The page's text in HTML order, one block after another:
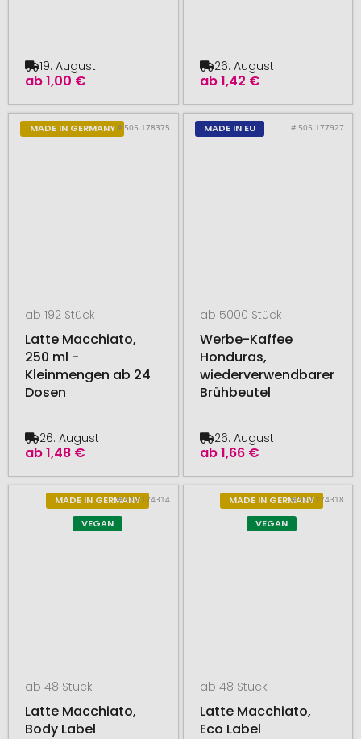
ab1,00 €
19. August
ab1,42 €
26. August
MADE IN GERMANY# 505.178375
ab 192 Stück
Latte Macchiato,
250 ml -
Kleinmengen ab 24
Dosen
ab1,48 €
26. August
MADE IN EU # 505.177927
ab 5000 Stück
Werbe-Kaffee
Honduras,
wiederverwendbarer
Brühbeutel
ab1,66 €
26. August
MADE IN GERMANY
VEGAN
# 510.174314
ab 48 Stück
Latte Macchiato,
Body Label
MADE IN GERMANY
VEGAN
# 510.174318
ab 48 Stück
Latte Macchiato,
Eco Label